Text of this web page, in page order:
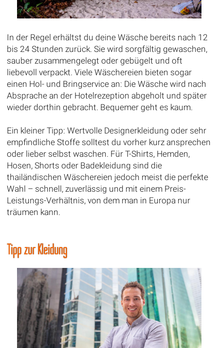
In der Regel erhältst du deine Wäsche bereits nach 12
bis 24 Stunden zurück. Sie wird sorgfältig gewaschen,
sauber zusammengelegt oder gebügelt und oft
liebevoll verpackt. Viele Wäschereien bieten sogar
einen Hol- und Bringservice an: Die Wäsche wird nach
Absprache an der Hotelrezeption abgeholt und später
wieder dorthin gebracht. Bequemer geht es kaum.
Ein kleiner Tipp: Wertvolle Designerkleidung oder sehr
empfindliche Stoffe solltest du vorher kurz ansprechen
oder lieber selbst waschen. Für T-Shirts, Hemden,
Hosen, Shorts oder Badekleidung sind die
thailändischen Wäschereien jedoch meist die perfekte
Wahl – schnell, zuverlässig und mit einem Preis-
Leistungs-Verhältnis, von dem man in Europa nur
träumen kann.
Tipp zur Kleidung